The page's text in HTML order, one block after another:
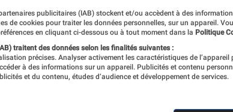
Les
publicitaires (IAB) stockent et/ou accèdent à des
de cookies pour traiter les données personnelles, sur un appareil.
en cliquant ci-dessous ou à tout moment dans la Politique
traitent des données selon les finalités suivantes :
précises. Analyser activement les caractéristiques de l’appareil
à des informations sur un appareil. Publicités et contenu
et du contenu, études d’audience et développement de services.